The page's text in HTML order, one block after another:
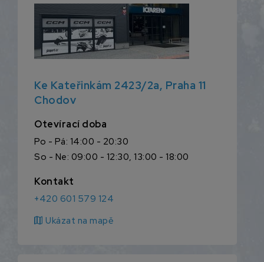
Ke Kateřinkám 2423/2a, Praha 11
Chodov
Otevírací doba
Po - Pá: 14:00 - 20:30
So - Ne: 09:00 - 12:30, 13:00 - 18:00
Kontakt
+420 601 579 124
map Ukázat na mapě